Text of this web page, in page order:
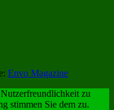
Envo Magazine
zu
stimmen Sie dem zu.